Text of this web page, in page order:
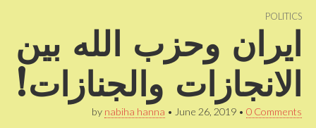
syriano POLITICS
ايران وحزب الله بين
الانجازات والجنازات!
by nabiha hanna • June 26, 2019 • 0 Comments